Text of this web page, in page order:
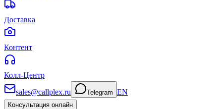
Доставка
Контент
Колл-Центр
sales@callplex.ru
Telegram EN
Консультация онлайн